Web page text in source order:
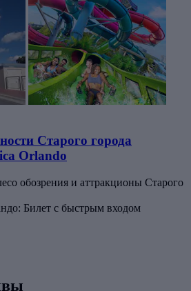
Старого города
Orlando
обозрения и аттракционы Старого
Билет с быстрым входом